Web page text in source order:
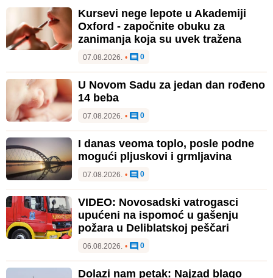
Kursevi nege lepote u Akademiji
Oxford - započnite obuku za
zanimanja koja su uvek tražena
07.08.2026. • 0
U Novom Sadu za jedan dan rođeno
14 beba
07.08.2026. • 0
I danas veoma toplo, posle podne
mogući pljuskovi i grmljavina
07.08.2026. • 0
VIDEO: Novosadski vatrogasci
upućeni na ispomoć u gašenju
požara u Deliblatskoj peščari
06.08.2026. • 0
Dolazi nam petak: Najzad blago